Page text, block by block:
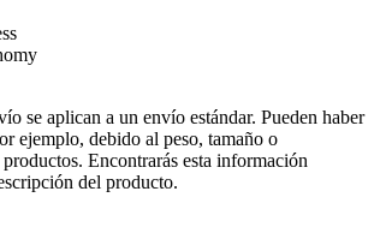
se aplican a un envío estándar. Pueden haber
ejemplo, debido al peso, tamaño o
Encontrarás esta información
del producto.